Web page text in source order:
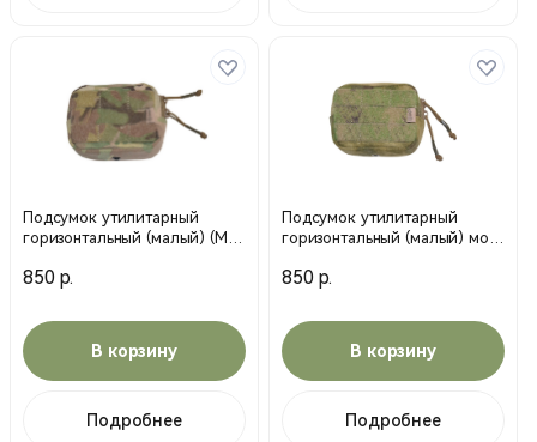
Подсумок утилитарный
горизонтальный (малый) (МС)
850 р.
В корзину
Подробнее
Подсумок утилитарный
горизонтальный (малый) мох
850 р.
В корзину
Подробнее